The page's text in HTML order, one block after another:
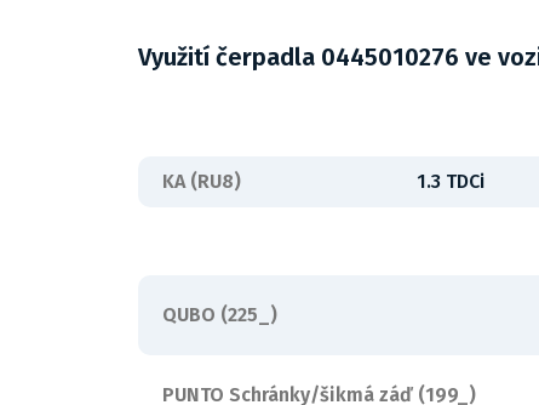
Využití čerpadla 0445010276 ve
KA (RU8) 1.3 TDCi
QUBO (225_)
PUNTO Schránky/šikmá záď (199_)